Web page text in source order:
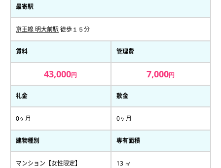
最寄駅
京王線 明大前駅 徒歩１５分
賃料
43,000円
管理費
7,000円
礼金
0ヶ月
敷金
0ヶ月
建物種別
マンション【女性限定】
専有面積
13 ㎡